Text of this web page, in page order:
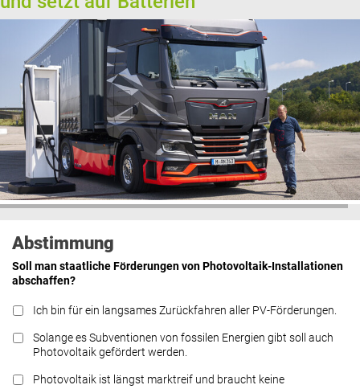
Abstimmung
Soll man staatliche Förderungen von Photovoltaik-Installationen
abschaffen?
Ich bin für ein langsames Zurückfahren aller PV-Förderungen.
Solange es Subventionen von fossilen Energien gibt soll auch
Photovoltaik gefördert werden.
Photovoltaik ist längst marktreif und braucht keine